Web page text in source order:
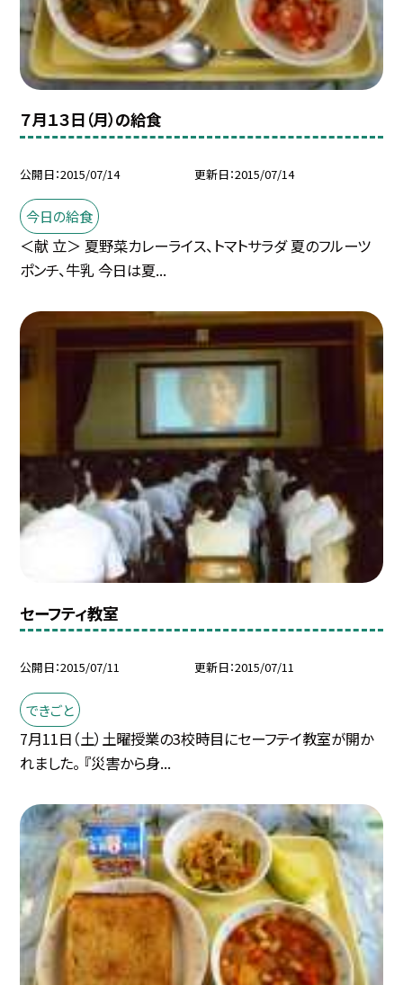
７月１３日（月）の給食
公開日 2015/07/14 更新日 2015/07/14
今日の給食
＜献 立＞ 夏野菜カレーライス、トマトサラダ 夏のフルーツ
ポンチ、牛乳 今日は夏...
セーフティ教室
公開日 2015/07/11 更新日 2015/07/11
できごと
7月11日（土）土曜授業の3校時目にセーフテイ教室が開か
れました。 『災害から身...